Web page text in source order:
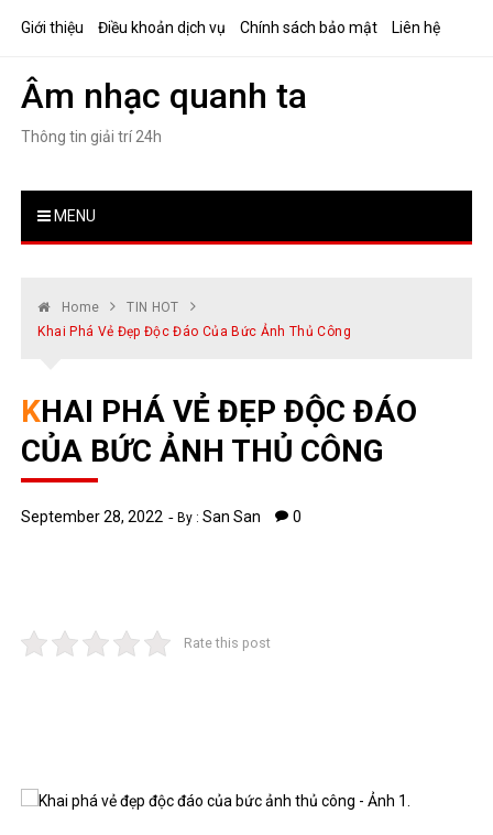
Giới thiệu Điều khoản dịch vụ Chính sách bảo mật Liên hệ
Âm nhạc quanh ta
Thông tin giải trí 24h
MENU
Home
TIN HOT
Khai Phá Vẻ Đẹp Độc Đáo Của Bức Ảnh Thủ Công
KHAI PHÁ VẺ ĐẸP ĐỘC ĐÁO
CỦA BỨC ẢNH THỦ CÔNG
September 28, 2022 By :San San 0
Rate this post